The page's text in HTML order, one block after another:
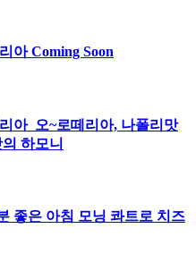
아 Coming Soon
아_오~로떼리아, 나폴리맛
하모니
좋은 아침 모닝 콰트로 치즈